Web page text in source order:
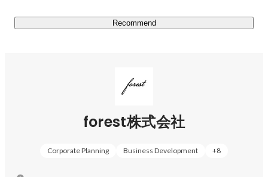
売企業グループとなることで、日本の課題であるモノづく
Recommend
forest株式会社
Corporate Planning Business Development +8